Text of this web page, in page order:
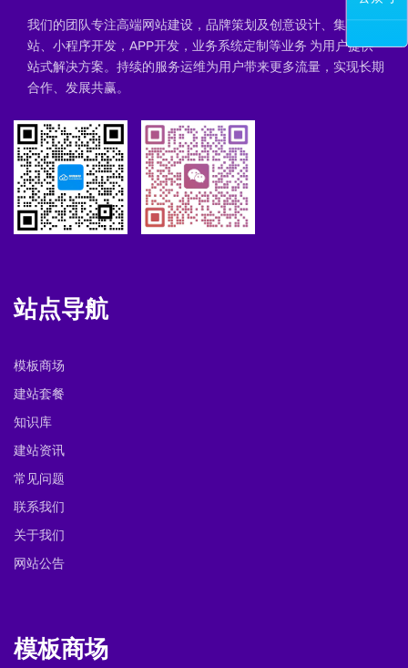
我们的团队专注高端网站建设，品牌策划及创意设计、集群建
站、小程序开发，APP开发，业务系统定制等业务 为用户提供一
站式解决方案。持续的服务运维为用户带来更多流量，实现长期
合作、发展共赢。
站点导航
模板商场
建站套餐
知识库
建站资讯
常见问题
联系我们
关于我们
网站公告
模板商场